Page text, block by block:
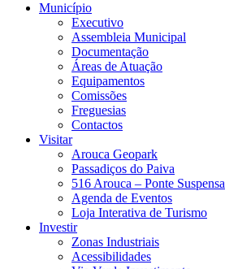
Município
Executivo
Assembleia Municipal
Documentação
Áreas de Atuação
Equipamentos
Comissões
Freguesias
Contactos
Visitar
Arouca Geopark
Passadiços do Paiva
516 Arouca – Ponte Suspensa
Agenda de Eventos
Loja Interativa de Turismo
Investir
Zonas Industriais
Acessibilidades